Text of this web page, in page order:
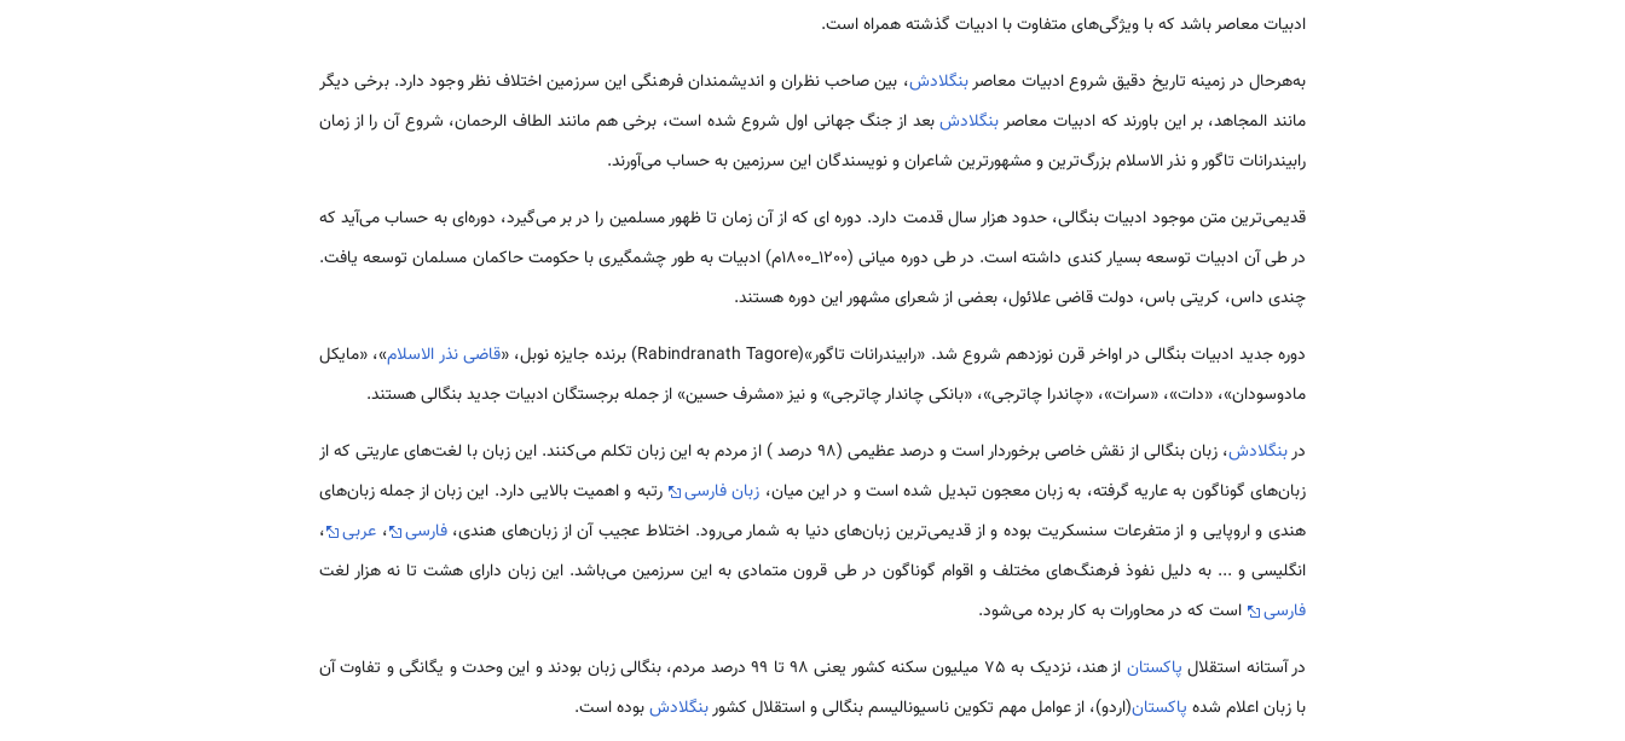
ادبیات معاصر باشد که با ویژگی‌های متفاوت با ادبیات گذشته همراه است.
به‌هرحال در زمینه تاریخ دقیق شروع ادبیات معاصربنگلادش، بین صاحب نظران و اندیشمندان فرهنگی این سرزمین اختلاف نظر وجود دارد. برخی دیگر
مانند المجاهد، بر این باورند که ادبیات معاصربنگلادشبعد از جنگ جهانی اول شروع شده است، برخی هم مانند الطاف الرحمان، شروع آن را از زمان
رابیندرانات تاگور و نذر الاسلام بزرگ‌ترین و مشهورترین شاعران و نویسندگان این سرزمین به حساب می‌آورند.
قدیمی‌ترین متن موجود ادبیات بنگالی، حدود هزار سال قدمت دارد. دوره ای که از آن زمان تا ظهور مسلمین را در بر می‌گیرد، دوره‌ای به حساب می‌آید که
در طی آن ادبیات توسعه بسیار کندی داشته است. در طی دوره میانی (1200_1800م) ادبیات به طور چشمگیری با حکومت حاکمان مسلمان توسعه یافت.
چندی داس، کریتی باس، دولت قاضی علائول، بعضی از شعرای مشهور این دوره هستند.
دوره جدید ادبیات بنگالی در اواخر قرن نوزدهم شروع شد. «رابیندرانات تاگور»(Rabindranath Tagore) برنده جایزه نوبل، « قاضی نذر الاسلام»، «مایکل
مادوسودان»، «دات»، «سرات»، «چاندرا چاترجی»، «بانکی چاندار چاترجی» و نیز «مشرف حسین» از جمله برجستگان ادبیات جدید بنگالی هستند.
دربنگلادش
، زبان بنگالی از نقش خاصی برخوردار است و درصد عظیمی (98 درصد ) از مردم به این زبان تکلم می‌کنند. این زبان با لغت‌های عاریتی که از
زبان‌های گوناگون به عاریه گرفته، به زبان معجون تبدیل شده است و در این میان، زبان فارسی
رتبه و اهمیت بالایی دارد. این زبان از جمله زبان‌های
هندی و اروپایی و از متفرعات سنسکریت بوده و از قدیمی‌ترین زبان‌های دنیا به شمار می‌رود. اختلاط عجیب آن از زبان‌های هندی،فارسی ، عربی
،
انگلیسی و ... به دلیل نفوذ فرهنگ‌های مختلف و اقوام گوناگون در طی قرون متمادی به این سرزمین می‌باشد. این زبان دارای هشت تا نه هزار لغت
فارسی
است که در محاورات به کار برده می‌شود.
در آستانه استقلال پاکستان
از هند، نزدیک به 75 میلیون سکنه کشور یعنی 98 تا 99 درصد مردم، بنگالی زبان بودند و این وحدت و یگانگی و تفاوت آن
با زبان اعلام شده پاکستان(اردو)، از عوامل مهم تکوین ناسیونالیسم بنگالی و استقلال کشوربنگلادشبوده است.